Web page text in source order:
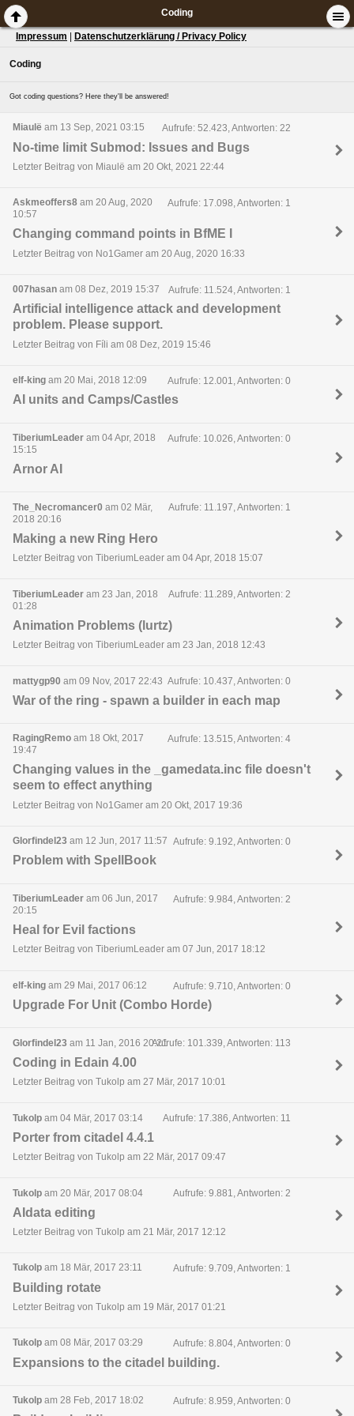
Coding
Impressum Datenschutzerklärung / Privacy Policy
Coding
Got coding questions? Here they'll be answered!
Miaulë am 13 Sep, 2021 03:15 Aufrufe: 52.423, Antworten: 22
No-time limit Submod: Issues and Bugs
Letzter Beitrag von Miaulë am 20 Okt, 2021 22:44
Askmeoffers8 am 20 Aug, 2020
10:57
Aufrufe: 17.098, Antworten: 1
Changing command points in BfME I
Letzter Beitrag von No1Gamer am 20 Aug, 2020 16:33
007hasan am 08 Dez, 2019 15:37 Aufrufe: 11.524, Antworten: 1
Artificial intelligence attack and development
problem. Please support.
Letzter Beitrag von Fíli am 08 Dez, 2019 15:46
elf-king am 20 Mai, 2018 12:09 Aufrufe: 12.001, Antworten: 0
AI units and Camps/Castles
TiberiumLeader am 04 Apr, 2018
15:15
Aufrufe: 10.026, Antworten: 0
Arnor AI
The_Necromancer0 am 02 Mär,
2018 20:16
Aufrufe: 11.197, Antworten: 1
Making a new Ring Hero
Letzter Beitrag von TiberiumLeader am 04 Apr, 2018 15:07
TiberiumLeader am 23 Jan, 2018
01:28
Aufrufe: 11.289, Antworten: 2
Animation Problems (lurtz)
Letzter Beitrag von TiberiumLeader am 23 Jan, 2018 12:43
mattygp90 am 09 Nov, 2017 22:43 Aufrufe: 10.437, Antworten: 0
War of the ring - spawn a builder in each map
RagingRemo am 18 Okt, 2017
19:47
Aufrufe: 13.515, Antworten: 4
Changing values in the _gamedata.inc file doesn't
seem to effect anything
Letzter Beitrag von No1Gamer am 20 Okt, 2017 19:36
Glorfindel23 am 12 Jun, 2017 11:57 Aufrufe: 9.192, Antworten: 0
Problem with SpellBook
TiberiumLeader am 06 Jun, 2017
20:15
Aufrufe: 9.984, Antworten: 2
Heal for Evil factions
Letzter Beitrag von TiberiumLeader am 07 Jun, 2017 18:12
elf-king am 29 Mai, 2017 06:12 Aufrufe: 9.710, Antworten: 0
Upgrade For Unit (Combo Horde)
Glorfindel23 am 11 Jan, 2016 20:21Aufrufe: 101.339, Antworten: 113
Coding in Edain 4.00
Letzter Beitrag von Tukolp am 27 Mär, 2017 10:01
Tukolp am 04 Mär, 2017 03:14 Aufrufe: 17.386, Antworten: 11
Porter from citadel 4.4.1
Letzter Beitrag von Tukolp am 22 Mär, 2017 09:47
Tukolp am 20 Mär, 2017 08:04 Aufrufe: 9.881, Antworten: 2
AIdata editing
Letzter Beitrag von Tukolp am 21 Mär, 2017 12:12
Tukolp am 18 Mär, 2017 23:11 Aufrufe: 9.709, Antworten: 1
Building rotate
Letzter Beitrag von Tukolp am 19 Mär, 2017 01:21
Tukolp am 08 Mär, 2017 03:29 Aufrufe: 8.804, Antworten: 0
Expansions to the citadel building.
Tukolp am 28 Feb, 2017 18:02 Aufrufe: 8.959, Antworten: 0